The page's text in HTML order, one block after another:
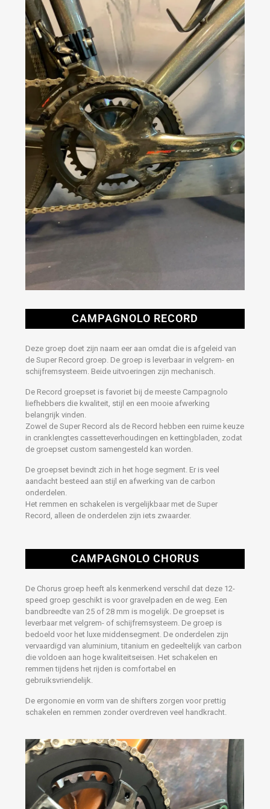
CAMPAGNOLO RECORD
Deze groep doet zijn naam eer aan omdat die is afgeleid van
de Super Record groep. De groep is leverbaar in velgrem- en
schijfremsysteem. Beide uitvoeringen zijn mechanisch.
De Record groepset is favoriet bij de meeste Campagnolo
liefhebbers die kwaliteit, stijl en een mooie afwerking
belangrijk vinden.
Zowel de Super Record als de Record hebben een ruime keuze
in cranklengtes cassetteverhoudingen en kettingbladen, zodat
de groepset custom samengesteld kan worden.
De groepset bevindt zich in het hoge segment. Er is veel
aandacht besteed aan stijl en afwerking van de carbon
onderdelen.
Het remmen en schakelen is vergelijkbaar met de Super
Record, alleen de onderdelen zijn iets zwaarder.
CAMPAGNOLO CHORUS
De Chorus groep heeft als kenmerkend verschil dat deze 12-
speed groep geschikt is voor gravelpaden en de weg. Een
bandbreedte van 25 of 28 mm is mogelijk. De groepset is
leverbaar met velgrem- of schijfremsysteem. De groep is
bedoeld voor het luxe middensegment. De onderdelen zijn
vervaardigd van aluminium, titanium en gedeeltelijk van carbon
die voldoen aan hoge kwaliteitseisen. Het schakelen en
remmen tijdens het rijden is comfortabel en
gebruiksvriendelijk.
De ergonomie en vorm van de shifters zorgen voor prettig
schakelen en remmen zonder overdreven veel handkracht.